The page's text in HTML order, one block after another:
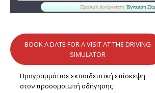
BOOK A DATE FOR A VISIT AT THE DRIVING
SIMULATOR
Προγραμμάτισε εκπαιδευτική επίσκεψη
στον προσομοιωτή οδήγησης